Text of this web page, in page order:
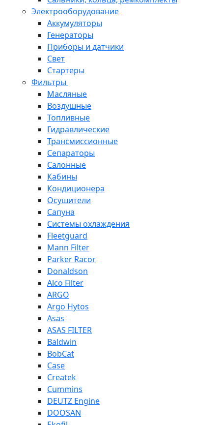
Электрооборудование
Аккумуляторы
Генераторы
Приборы и датчики
Свет
Стартеры
Фильтры
Масляные
Воздушные
Топливные
Гидравлические
Трансмиссионные
Сепараторы
Салонные
Кабины
Кондиционера
Осушители
Сапуна
Системы охлаждения
Fleetguard
Mann Filter
Parker Racor
Donaldson
Alco Filter
ARGO
Argo Hytos
Asas
ASAS FILTER
Baldwin
BobCat
Case
Createk
Cummins
DEUTZ Engine
DOOSAN